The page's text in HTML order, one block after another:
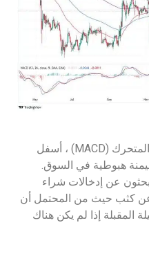
موقف مؤشر التقارب المتوسط المتحرك (MACD) ، أسفل
عن إدخالات شراء
كثب حيث من المحتمل أن
المقبلة إذا لم يكن هناك